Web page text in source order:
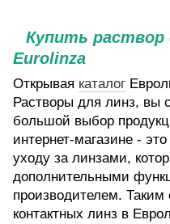
Купить раствор
Eurolinza
Открывая каталог
Растворы для линз, вы
большой выбор
интернет-магазине -
уходу за линзами,
дополнительными
производителем.
контактных линз в